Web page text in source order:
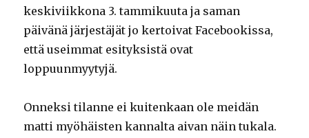
keskiviikkona 3. tammikuuta ja saman
päivänä järjestäjät jo kertoivat Facebookissa,
että useimmat esityksistä ovat
loppuunmyytyjä.
Onneksi tilanne ei kuitenkaan ole meidän
matti myöhäisten kannalta aivan näin tukala.